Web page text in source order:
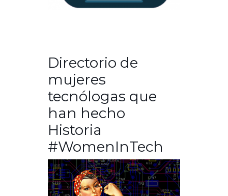
Directorio de
mujeres
tecnólogas que
han hecho
Historia
#WomenInTech